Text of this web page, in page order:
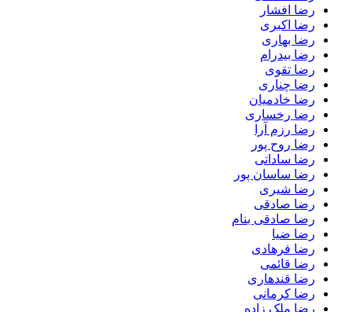
رضا افشار
رضا اکبری
رضا بهاری
رضا بیدرام
رضا تقوی
رضا چناری
رضا خادمیان
رضا رخساری
رضا رزم آرا
رضا روح پور
رضا ساداتی
رضا ساسان پور
رضا شیری
رضا صادقی
رضا صادقی بنام
رضا ضیا
رضا فرهادی
رضا قائمی
رضا قندهاری
رضا کرمانی
رضا ملک زاده